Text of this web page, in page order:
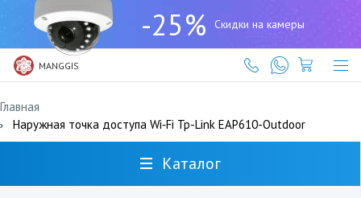
-25% Скидки на камеры
MANGGIS
(727)
317-
61-
61
Главная
Наружная точка доступа Wi‑Fi Tp-Link EAP610-Outdoor
Каталог